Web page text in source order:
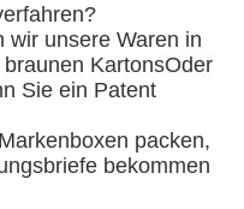
wir unsere Waren in
KartonsOder
Sie ein Patent
packen,
bekommen